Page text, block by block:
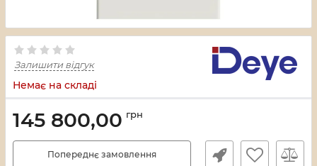
Залишити відгук
Немає на складі
145 800,00 грн
Попереднє замовлення